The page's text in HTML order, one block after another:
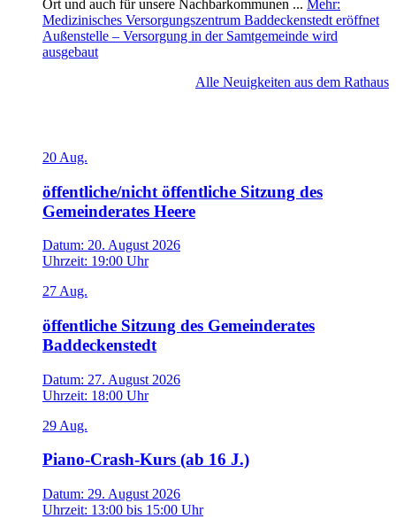
Ort und auch für unsere Nachbarkommunen ... Mehr:
Medizinisches Versorgungszentrum Baddeckenstedt eröffnet
Außenstelle – Versorgung in der Samtgemeinde wird
ausgebaut
Alle Neuigkeiten aus dem Rathaus
20 Aug.
öffentliche/nicht öffentliche Sitzung des
Gemeinderates Heere
Datum: 20. August 2026
Uhrzeit: 19:00 Uhr
27 Aug.
öffentliche Sitzung des Gemeinderates
Baddeckenstedt
Datum: 27. August 2026
Uhrzeit: 18:00 Uhr
29 Aug.
Piano-Crash-Kurs (ab 16 J.)
Datum: 29. August 2026
Uhrzeit: 13:00 bis 15:00 Uhr